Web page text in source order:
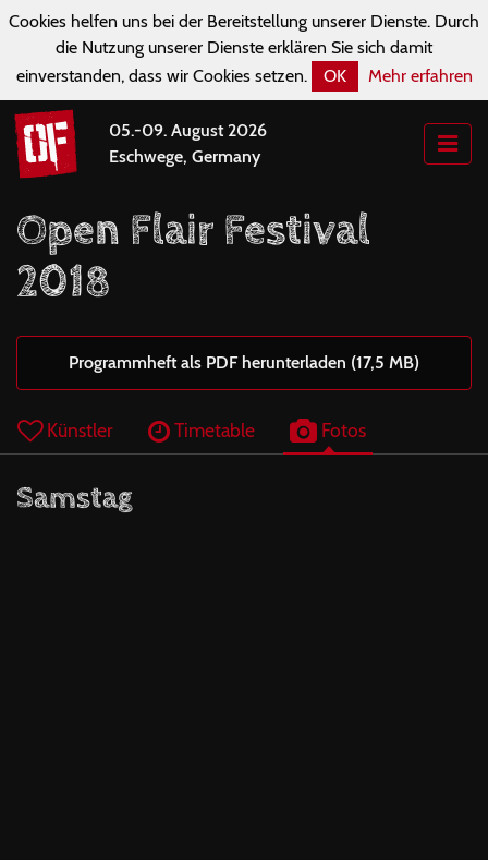
Cookies helfen uns bei der Bereitstellung unserer Dienste. Durch
die Nutzung unserer Dienste erklären Sie sich damit
einverstanden, dass wir Cookies setzen.
OK Mehr erfahren
05.-09. August 2026
Eschwege, Germany
Open Flair Festival
2018
Programmheft als PDF herunterladen (17,5 MB)
Künstler Timetable Fotos
Samstag